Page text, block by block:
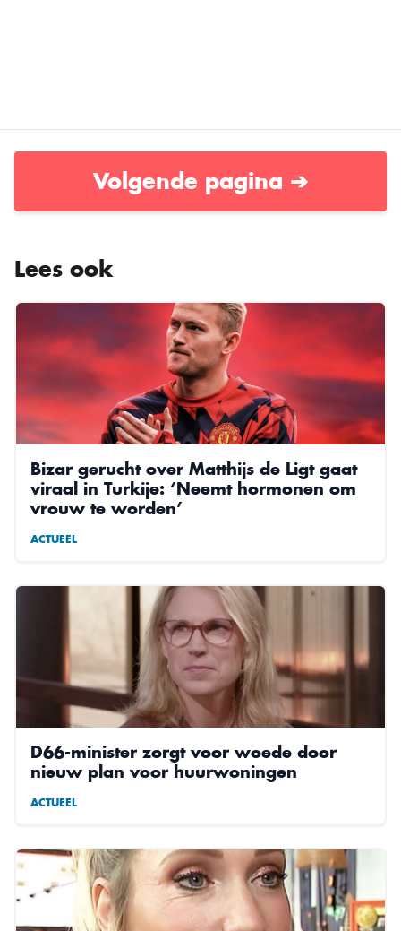
Volgende pagina ➔
Lees ook
Bizar gerucht over Matthijs de Ligt gaat
viraal in Turkije: ‘Neemt hormonen om
vrouw te worden’
ACTUEEL
D66-minister zorgt voor woede door
nieuw plan voor huurwoningen
ACTUEEL